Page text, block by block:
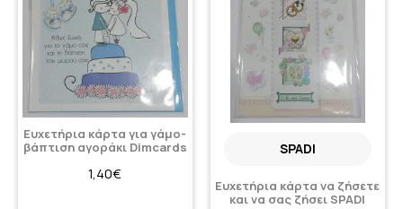
Ευχετήρια κάρτα για γάμο-
βάπτιση αγοράκι Dimcards
1,40€
SPADI
Ευχετήρια κάρτα να ζήσετε
και να σας ζήσει SPADI